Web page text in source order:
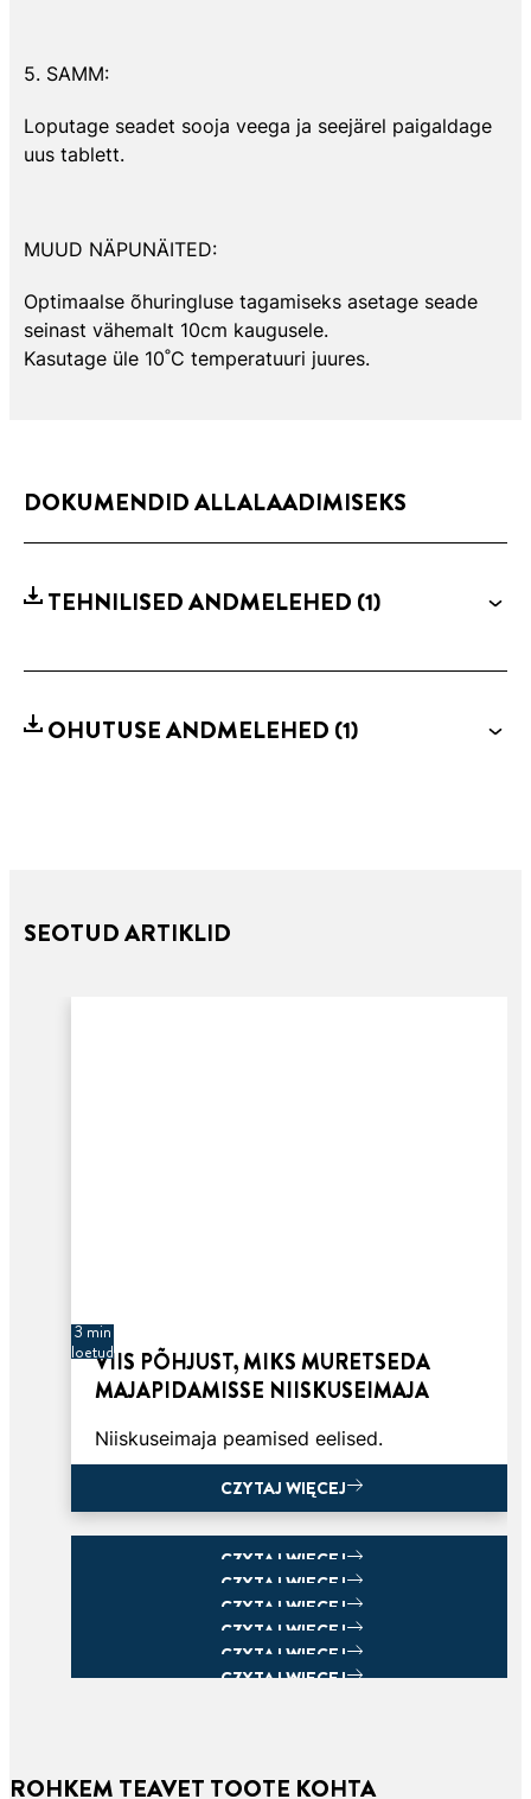
5. SAMM:
Loputage seadet sooja veega ja seejärel paigaldage
uus tablett.
MUUD NÄPUNÄITED:
Optimaalse õhuringluse tagamiseks asetage seade
seinast vähemalt 10cm kaugusele.
Kasutage üle 10˚C temperatuuri juures.
DOKUMENDID ALLALAADIMISEKS
TEHNILISED ANDMELEHED (1)
OHUTUSE ANDMELEHED (1)
SEOTUD ARTIKLID
3 min
loetudVIIS PÕHJUST, MIKS MURETSEDA
MAJAPIDAMISSE NIISKUSEIMAJA
Niiskuseimaja peamised eelised.
CZYTAJ WIĘCEJ
CZYTAJ WIĘCEJ
CZYTAJ WIĘCEJ
CZYTAJ WIĘCEJ
CZYTAJ WIĘCEJ
CZYTAJ WIĘCEJ
CZYTAJ WIĘCEJ
ROHKEM TEAVET TOOTE KOHTA